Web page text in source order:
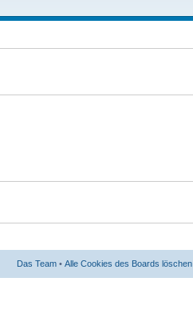
Das Team • Alle Cookies des Boards löschen